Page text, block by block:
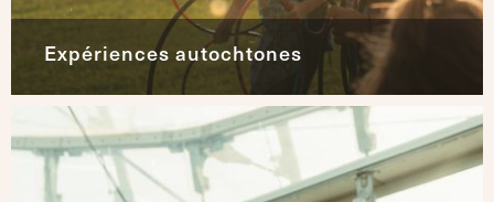
Expériences autochtones